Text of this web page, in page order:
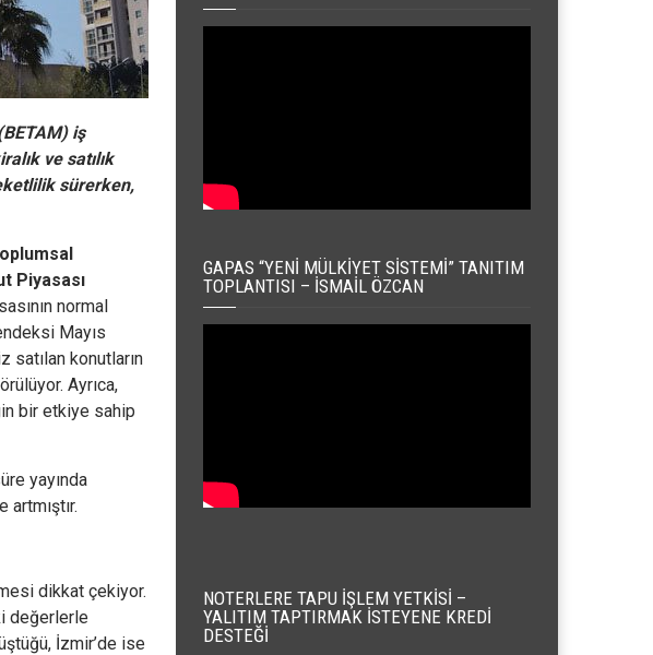
iş
ve satılık
sürerken,
Piyasası
normal
Mayıs
satılan konutların
Ayrıca,
bir etkiye sahip
yayında
dikkat çekiyor.
değerlerle
İzmir’de ise
GAPAS “YENI MÜLKIYET SISTEMI” TANITIM
TOPLANTISI – İSMAIL ÖZCAN
NOTERLERE TAPU İŞLEM YETKISI –
YALITIM TAPTIRMAK İSTEYENE KREDI
DESTEĞI